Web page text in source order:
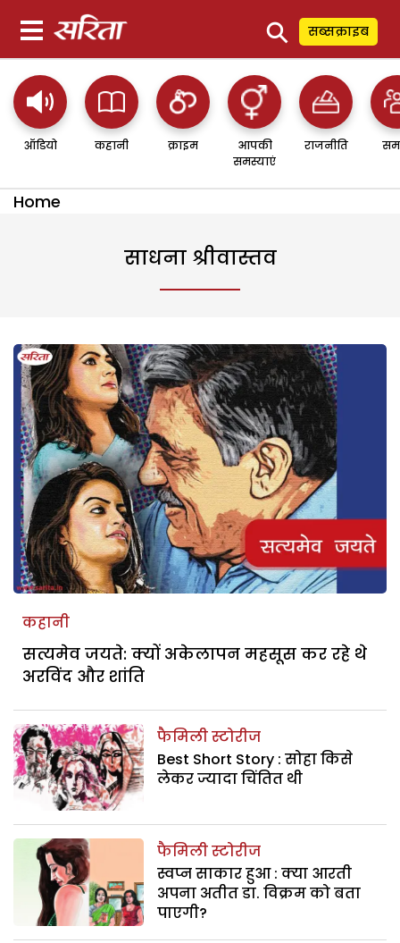
⚲ सब्सक्राइब
ऑडियो कहानी क्राइम
आपकी
समस्याएं
राजनीति
Home
साधना श्रीवास्तव
कहानी
सत्यमेव जयते: क्यों अकेलापन महसूस कर रहे थे
अरविंद और शांति
फैमिली स्टोरीज
Best Short Story : सोहा किसे
लेकर ज्यादा चिंतित थी
फैमिली स्टोरीज
स्वप्न साकार हुआ : क्या आरती
अपना अतीत डा. विक्रम को बता
पाएगी?